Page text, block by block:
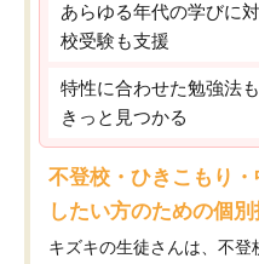
あらゆる年代の学びに
校受験も支援
特性に合わせた勉強法
きっと見つかる
不登校・ひきこもり
したい方のための個
キズキの生徒さんは、不登